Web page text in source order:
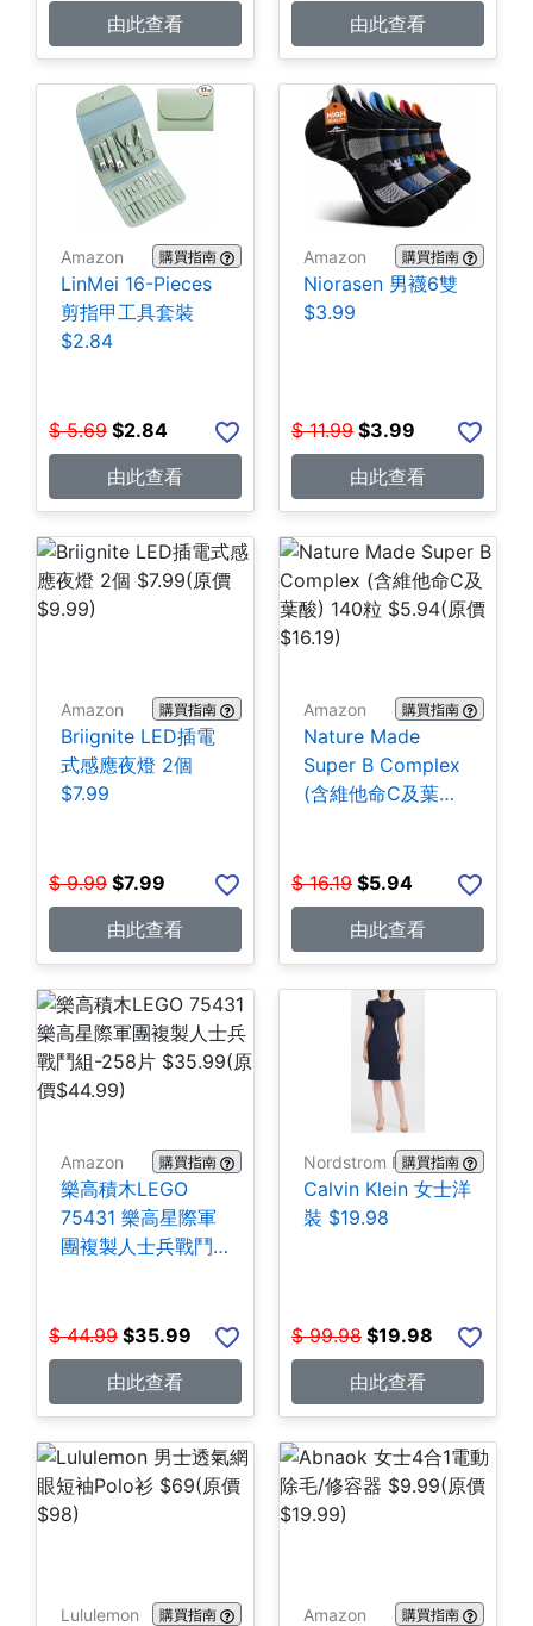
由此查看
由此查看
Amazon 購買指南
LinMei 16-Pieces
剪指甲工具套裝
$2.84
$ 5.69 $2.84
由此查看
Amazon 購買指南
Niorasen 男襪6雙
$3.99
$ 11.99 $3.99
由此查看
Amazon 購買指南
Briignite LED插電
式感應夜燈 2個
$7.99
$ 9.99 $7.99
由此查看
Amazon 購買指南
Nature Made
Super B Complex
(含維他命C及葉酸)
$ 16.19 $5.94
由此查看
Amazon 購買指南
樂高積木LEGO
75431 樂高星際軍
團複製人士兵戰鬥
$ 44.99 $35.99
由此查看
Nordstrom Rack購買指南
Calvin Klein 女士洋
裝 $19.98
$ 99.98 $19.98
由此查看
Lululemon 購買指南 Amazon 購買指南